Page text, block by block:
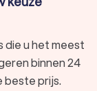
die u het meest
binnen 24
beste prijs.